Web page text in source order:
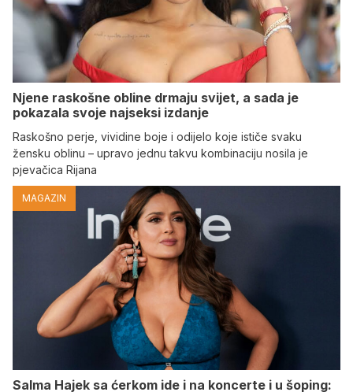
Njene raskošne obline drmaju svijet, a sada je
pokazala svoje najseksi izdanje
Raskošno perje, vividine boje i odijelo koje ističe svaku
žensku oblinu – upravo jednu takvu kombinaciju nosila je
pjevačica Rijana
MAGAZIN
Salma Hajek sa ćerkom ide i na koncerte i u šoping: